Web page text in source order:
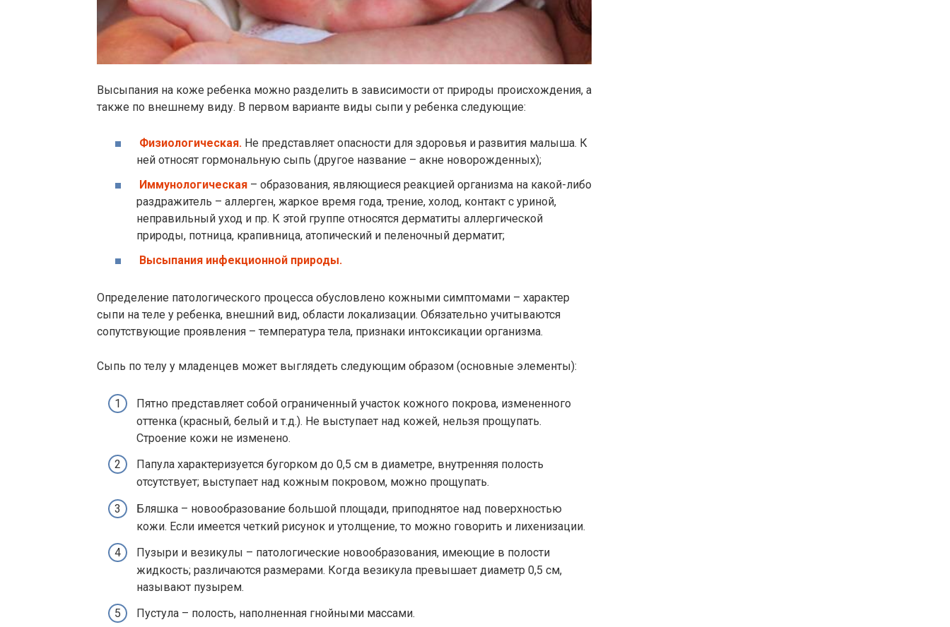
Высыпания на коже ребенка можно разделить в зависимости от природы происхождения, а
также по внешнему виду. В первом варианте виды сыпи у ребенка следующие:
Физиологическая. Не представляет опасности для здоровья и развития малыша. К
ней относят гормональную сыпь (другое название – акне новорожденных);
Иммунологическая – образования, являющиеся реакцией организма на какой-либо
раздражитель – аллерген, жаркое время года, трение, холод, контакт с уриной,
неправильный уход и пр. К этой группе относятся дерматиты аллергической
природы, потница, крапивница, атопический и пеленочный дерматит;
Высыпания инфекционной природы.
Определение патологического процесса обусловлено кожными симптомами – характер
сыпи на теле у ребенка, внешний вид, области локализации. Обязательно учитываются
сопутствующие проявления – температура тела, признаки интоксикации организма.
Сыпь по телу у младенцев может выглядеть следующим образом (основные элементы):
Пятно представляет собой ограниченный участок кожного покрова, измененного
оттенка (красный, белый и т.д.). Не выступает над кожей, нельзя прощупать.
Строение кожи не изменено.
Папула характеризуется бугорком до 0,5 см в диаметре, внутренняя полость
отсутствует; выступает над кожным покровом, можно прощупать.
Бляшка – новообразование большой площади, приподнятое над поверхностью
кожи. Если имеется четкий рисунок и утолщение, то можно говорить и лихенизации.
Пузыри и везикулы – патологические новообразования, имеющие в полости
жидкость; различаются размерами. Когда везикула превышает диаметр 0,5 см,
называют пузырем.
Пустула – полость, наполненная гнойными массами.